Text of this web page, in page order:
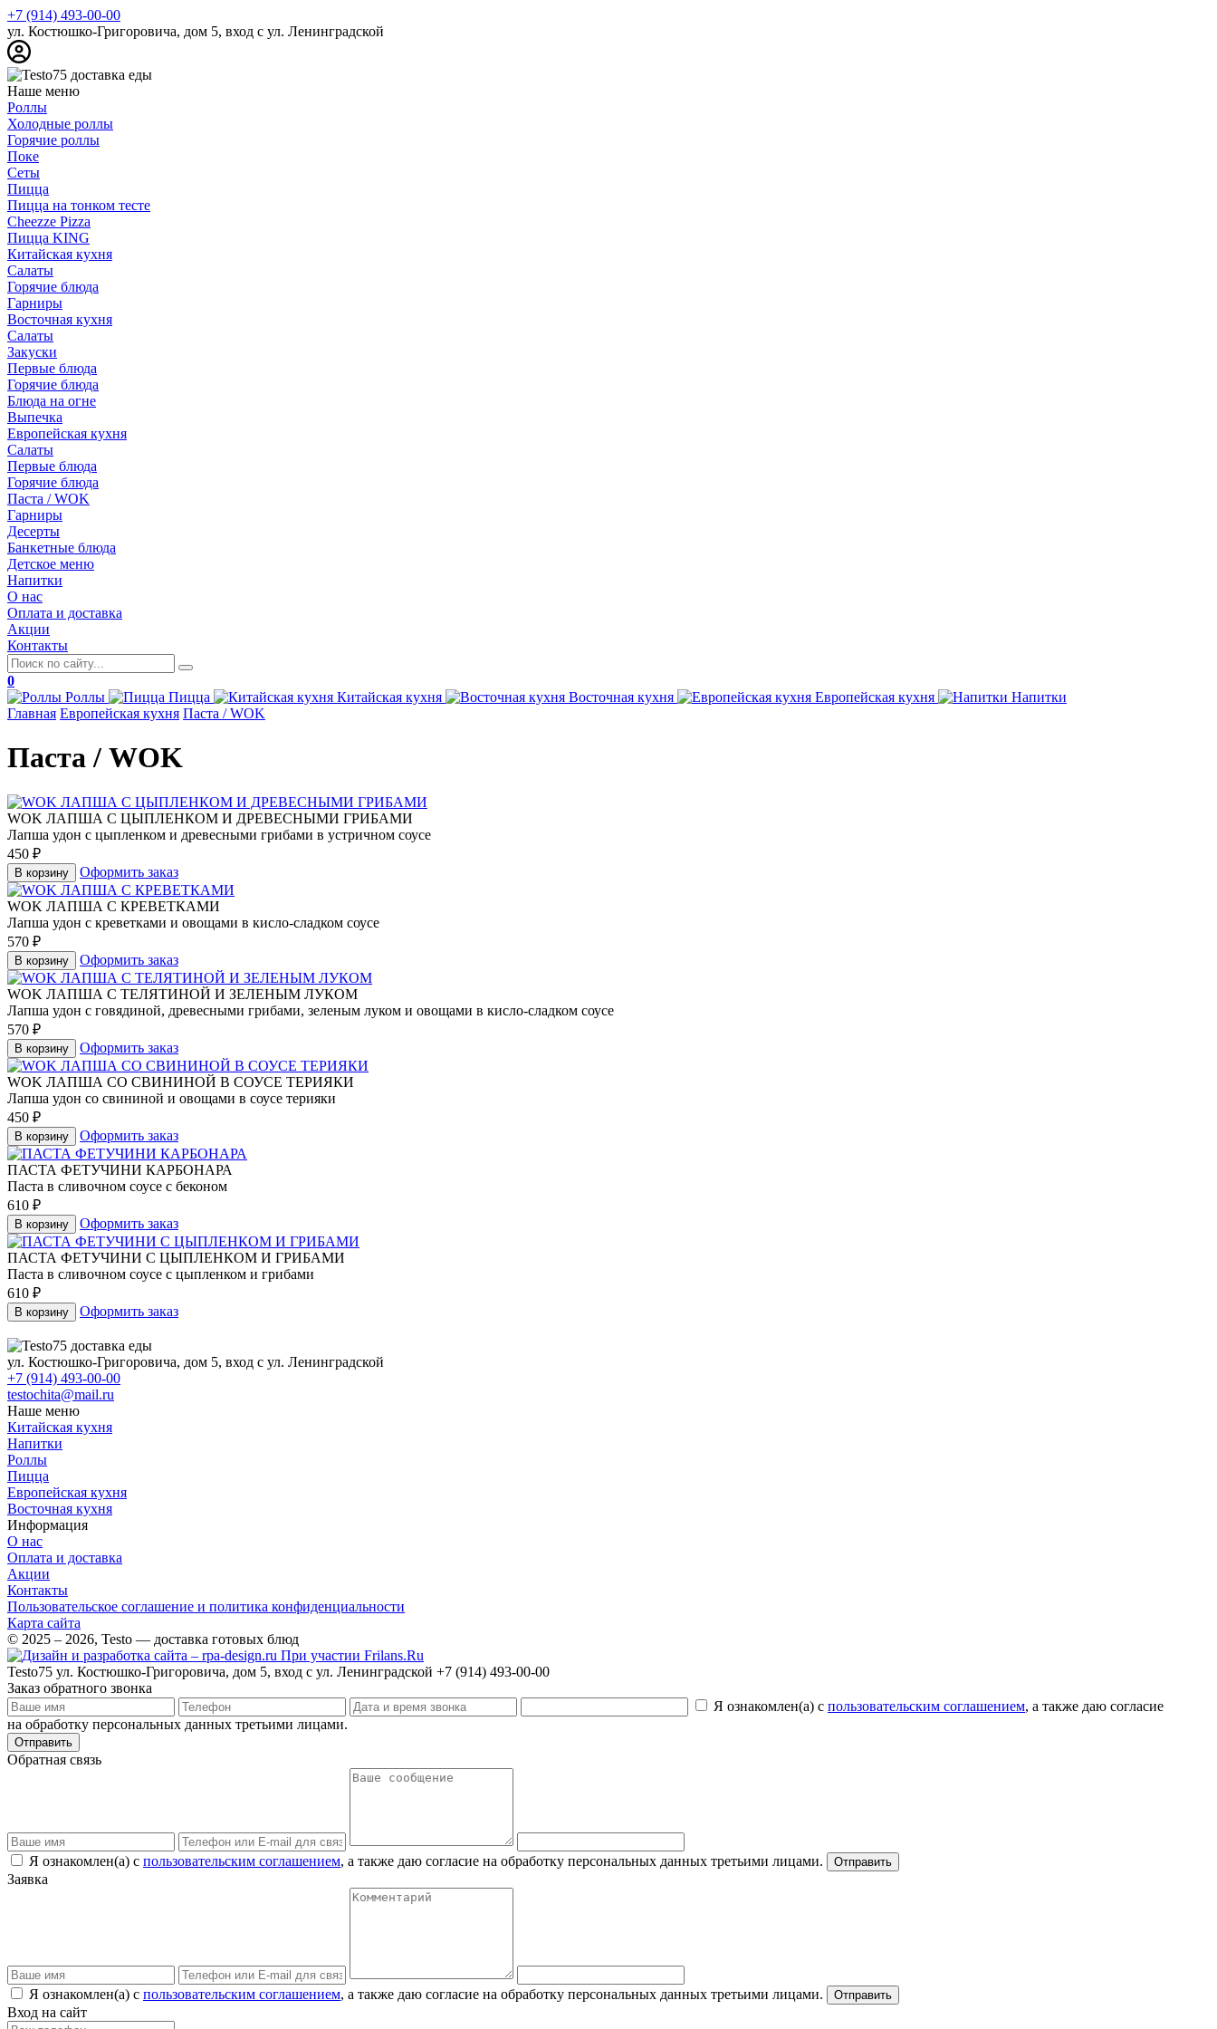
+7 (914) 493-00-00
ул. Костюшко-Григоровича, дом 5, вход с ул. Ленинградской
Наше меню
Роллы
Холодные роллы
Горячие роллы
Поке
Сеты
Пицца
Пицца на тонком тесте
Cheezze Pizza
Пицца KING
Китайская кухня
Салаты
Горячие блюда
Гарниры
Восточная кухня
Салаты
Закуски
Первые блюда
Горячие блюда
Блюда на огне
Выпечка
Европейская кухня
Салаты
Первые блюда
Горячие блюда
Паста / WOK
Гарниры
Десерты
Банкетные блюда
Детское меню
Напитки
О нас
Оплата и доставка
Акции
Контакты
0
Роллы
Пицца Китайская кухня Восточная кухня Европейская кухня
Напитки
Главная Европейская кухня Паста / WOK
Паста / WOK
WOK ЛАПША C ЦЫПЛЕНКОМ И ДРЕВЕСНЫМИ ГРИБАМИ
Лапша удон с цыпленком и древесными грибами в устричном соусе
450 ₽
В корзину Оформить заказ
WOK ЛАПША С КРЕВЕТКАМИ
Лапша удон с креветками и овощами в кисло-сладком соусе
570 ₽
В корзину Оформить заказ
WOK ЛАПША С ТЕЛЯТИНОЙ И ЗЕЛЕНЫМ ЛУКОМ
Лапша удон с говядиной, древесными грибами, зеленым луком и овощами в кисло-сладком соусе
570 ₽
В корзину Оформить заказ
WOK ЛАПША СО СВИНИНОЙ В СОУСЕ ТЕРИЯКИ
Лапша удон со свининой и овощами в соусе терияки
450 ₽
В корзину Оформить заказ
ПАСТА ФЕТУЧИНИ КАРБОНАРА
Паста в сливочном соусе с беконом
610 ₽
В корзину Оформить заказ
ПАСТА ФЕТУЧИНИ С ЦЫПЛЕНКОМ И ГРИБАМИ
Паста в сливочном соусе с цыпленком и грибами
610 ₽
В корзину Оформить заказ
ул. Костюшко-Григоровича, дом 5, вход с ул. Ленинградской
+7 (914) 493-00-00
testochita@mail.ru
Наше меню
Китайская кухня
Напитки
Роллы
Пицца
Европейская кухня
Восточная кухня
Информация
О нас
Оплата и доставка
Акции
Контакты
Пользовательское соглашение и политика конфиденциальности
Карта сайта
© 2025 – 2026, Testo — доставка готовых блюд
При участии Frilans.Ru
Testo75 ул. Костюшко-Григоровича, дом 5, вход с ул. Ленинградской +7 (914) 493-00-00
Заказ обратного звонка
Я ознакомлен(а) с пользовательским соглашением, а также даю согласие
на обработку персональных данных третьими лицами.
Отправить
Обратная связь
Я ознакомлен(а) с пользовательским соглашением, а также даю согласие на обработку персональных данных третьими лицами. Отправить
Заявка
Я ознакомлен(а) с пользовательским соглашением, а также даю согласие на обработку персональных данных третьими лицами. Отправить
Вход на сайт